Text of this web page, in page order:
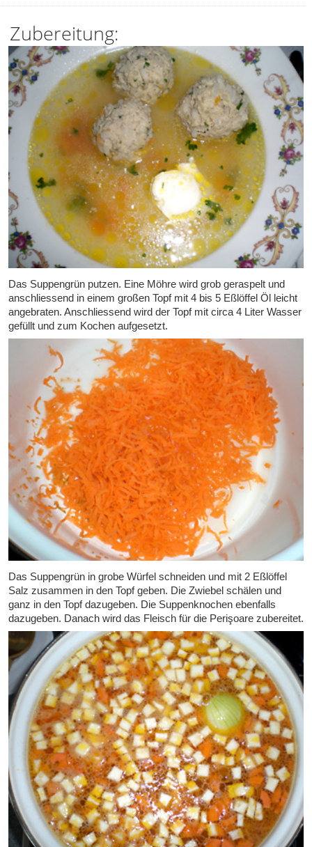
Zubereitung:
Das Suppengrün putzen. Eine Möhre wird grob geraspelt und
anschliessend in einem großen Topf mit 4 bis 5 Eßlöffel Öl leicht
angebraten. Anschliessend wird der Topf mit circa 4 Liter Wasser
gefüllt und zum Kochen aufgesetzt.
Das Suppengrün in grobe Würfel schneiden und mit 2 Eßlöffel
Salz zusammen in den Topf geben. Die Zwiebel schälen und
ganz in den Topf dazugeben. Die Suppenknochen ebenfalls
dazugeben. Danach wird das Fleisch für die Perişoare zubereitet.